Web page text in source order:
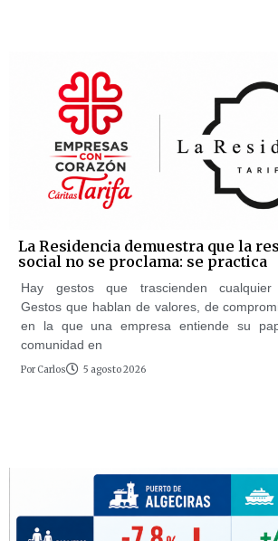
La Residencia demuestra que la
social no se proclama: se practica
Hay gestos que trascienden cualquier
Gestos que hablan de valores, de
en la que una empresa entiende su
comunidad en
Por Carlos 5 agosto 2026